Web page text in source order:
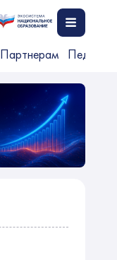
Партнерам